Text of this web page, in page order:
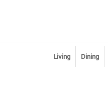
Living Dining